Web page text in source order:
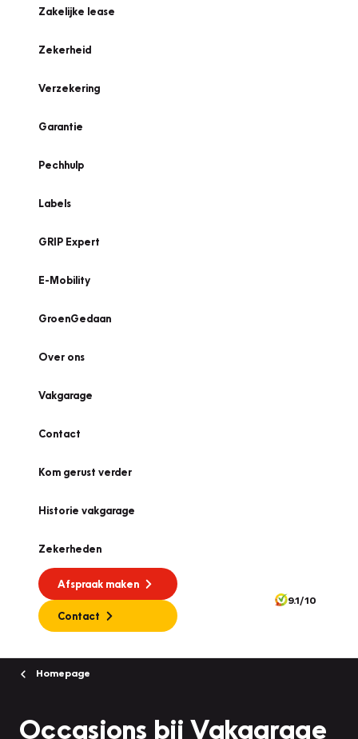
Zakelijke lease
Zekerheid
Verzekering
Garantie
Pechhulp
Labels
GRIP Expert
E-Mobility
GroenGedaan
Over ons
Vakgarage
Contact
Kom gerust verder
Historie vakgarage
Zekerheden
Afspraak maken
Contact
9.1/10
Homepage
Occasions bij Vakgarage